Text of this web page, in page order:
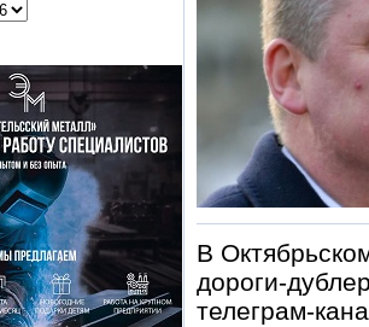
В
дороги-
телеграм-